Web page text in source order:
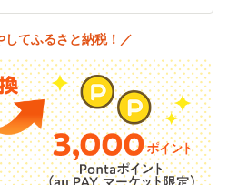
してふるさと納税！／